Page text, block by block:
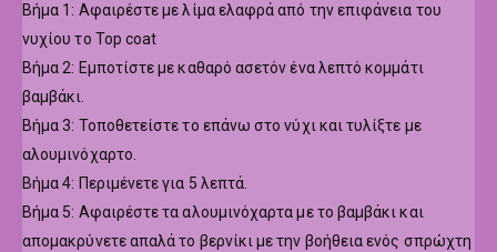
Βήμα 1: Αφαιρέστε με λίμα ελαφρά από την επιφάνεια του
νυχίου το Top coat
Βήμα 2: Εμποτίστε με καθαρό ασετόν ένα λεπτό κομμάτι
βαμβάκι.
Βήμα 3: Τοποθετείστε το επάνω στο νύχι και τυλίξτε με
αλουμινόχαρτο.
Βήμα 4: Περιμένετε για 5 λεπτά.
Βήμα 5: Αφαιρέστε τα αλουμινόχαρτα με το βαμβάκι και
απομακρύνετε απαλά το βερνίκι με την βοήθεια ενός σπρώχτη